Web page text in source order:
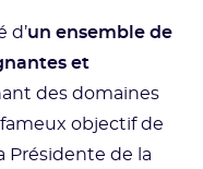
d’un ensemble de
et
des domaines
objectif de
Présidente de la